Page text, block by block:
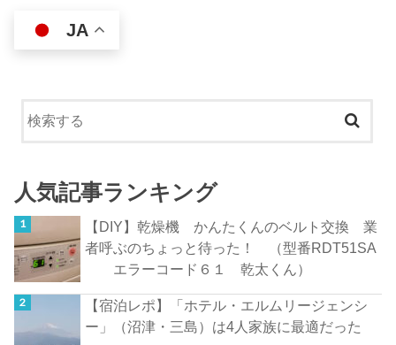
JA
人気記事ランキング
【DIY】乾燥機 かんたくんのベルト交換 業
者呼ぶのちょっと待った！ （型番RDT51SA
エラーコード６１ 乾太くん）
【宿泊レポ】「ホテル・エルムリージェンシ
ー」（沼津・三島）は4人家族に最適だった